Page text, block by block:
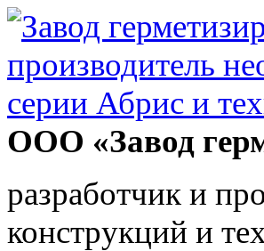
ООО «Завод
разработчик и
конструкций и